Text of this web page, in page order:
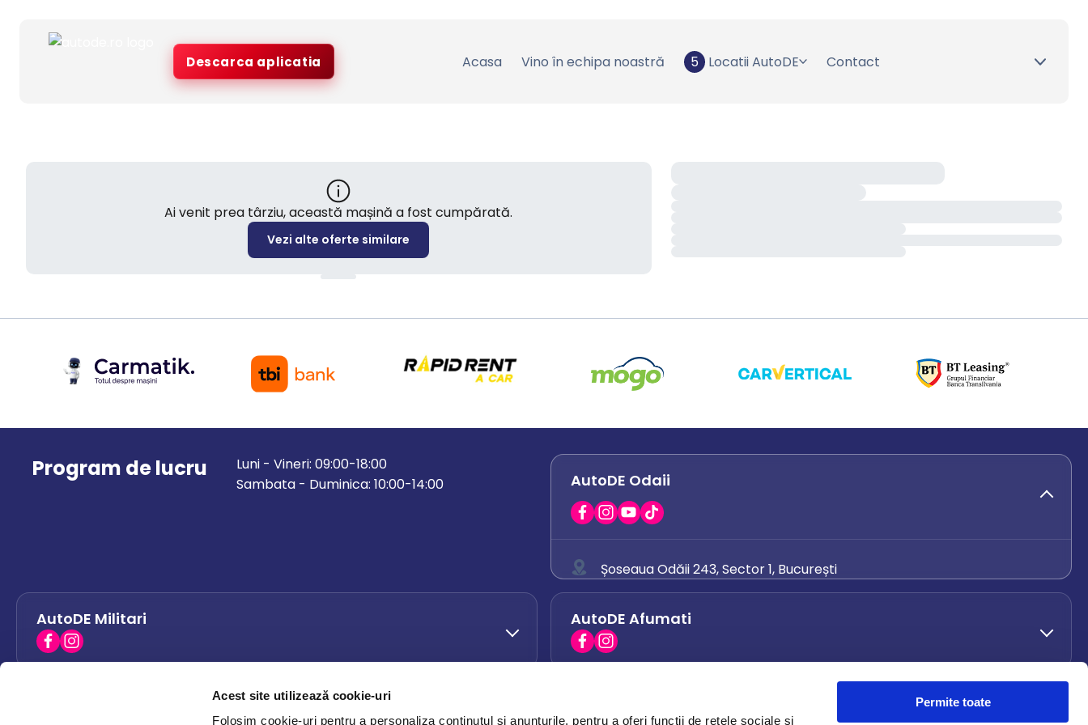
Acest site utilizează cookie-uri
Folosim cookie-uri pentru a personaliza conținutul și anunțurile, pentru a oferi funcții de rețele sociale și
Permite toate
Descarca aplicatia Acasa Vino în echipa noastră 5 Locatii AutoDE Contact
Ai venit prea târziu, această mașină a fost cumpărată.
Vezi alte oferte similare
Program de lucru
Luni - Vineri: 09:00-18:00
Sambata - Duminica: 10:00-14:00
AutoDE Odaii
Șoseaua Odăii 243, Sector 1, București
0742 444 194
office.odaii@autode.ro
AutoDE Militari AutoDE Afumati